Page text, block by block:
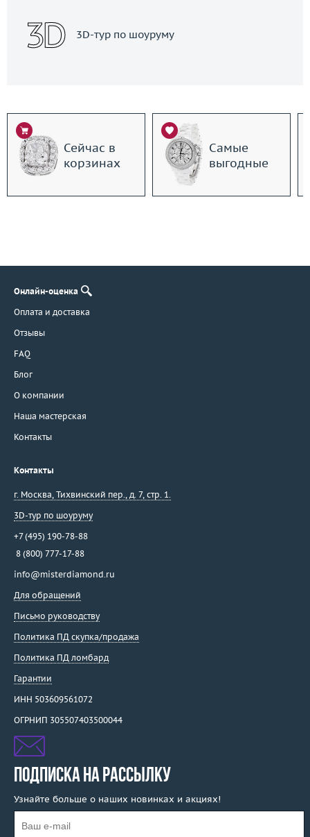
3D-тур по шоуруму
Сейчас в
корзинах
Самые
выгодные
Онлайн-оценка
Оплата и доставка
Отзывы
FAQ
Блог
О компании
Наша мастерская
Контакты
Контакты
г. Москва, Тихвинский пер., д. 7, стр. 1.
3D-тур по шоуруму
+7 (495) 190-78-88
8 (800) 777-17-88
info@misterdiamond.ru
Для обращений
Письмо руководству
Политика ПД скупка/продажа
Политика ПД ломбард
Гарантии
ИНН 503609561072
ОГРНИП 305507403500044
ПОДПИСКА НА РАССЫЛКУ
Узнайте больше о наших новинках и акциях!